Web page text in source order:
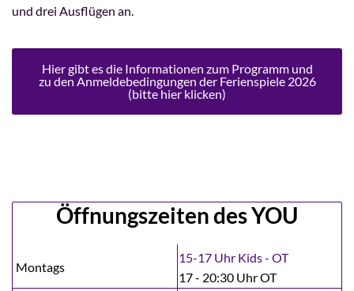
und drei Ausflügen an.
Hier gibt es die Informationen zum Programm und
zu den Anmeldebedingungen der Ferienspiele 2026
(bitte hier klicken)
Öffnungszeiten des YOU
Montags
15-17 Uhr Kids - OT
17 - 20:30 Uhr OT